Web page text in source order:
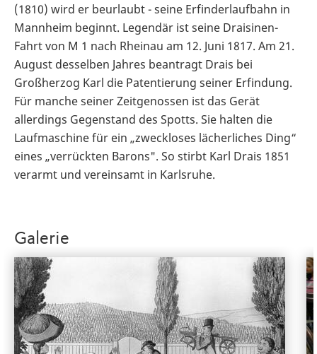
(1810) wird er beurlaubt - seine Erfinderlaufbahn in
Mannheim beginnt. Legendär ist seine Draisinen-
Fahrt von M 1 nach Rheinau am 12. Juni 1817. Am 21.
August desselben Jahres beantragt Drais bei
Großherzog Karl die Patentierung seiner Erfindung.
Für manche seiner Zeitgenossen ist das Gerät
allerdings Gegenstand des Spotts. Sie halten die
Laufmaschine für ein „zweckloses lächerliches Ding“
eines „verrückten Barons". So stirbt Karl Drais 1851
verarmt und vereinsamt in Karlsruhe.
Galerie